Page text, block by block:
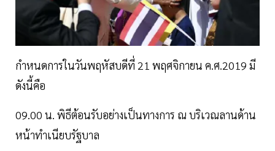
กำหนดการในวันพฤหัสบดีที่ 21 พฤศจิกายน ค.ศ.2019 มี
ดังนี้คือ
09.00 น. พิธีต้อนรับอย่างเป็นทางการ ณ บริเวณลานด้าน
หน้าทำเนียบรัฐบาล